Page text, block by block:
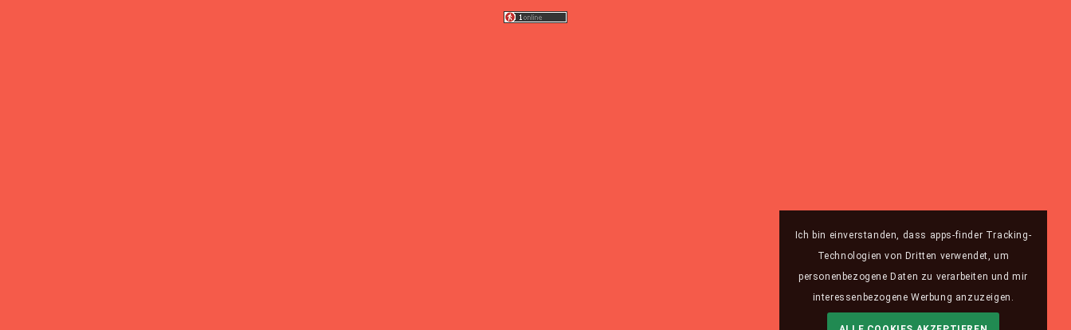
Ich bin einverstanden, dass apps-finder Tracking-
Technologien von Dritten verwendet, um
personenbezogene Daten zu verarbeiten und mir
interessenbezogene Werbung anzuzeigen.